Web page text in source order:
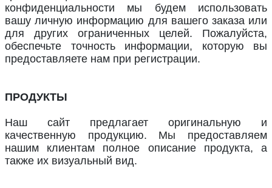
конфиденциальности мы будем использовать
вашу личную информацию для вашего заказа или
для других ограниченных целей. Пожалуйста,
обеспечьте точность информации, которую вы
предоставляете нам при регистрации.
ПРОДУКТЫ
Наш сайт предлагает оригинальную и
качественную продукцию. Мы предоставляем
нашим клиентам полное описание продукта, а
также их визуальный вид.